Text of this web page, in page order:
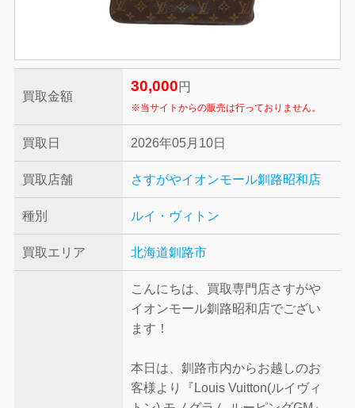
買取金額
30,000 円
※当サイトからの販売は行っておりません。
買取日 2026年05月10日
買取店舗 さすがやイオンモール釧路昭和店
種別 ルイ・ヴィトン
買取エリア 北海道釧路市
こんにちは、買取専門店さすがや
イオンモール釧路昭和店でござい
ます！
本日は、釧路市内からお越しのお
客様より『Louis Vuitton(ルイヴィ